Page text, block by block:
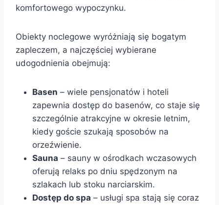
komfortowego wypoczynku.
Obiekty noclegowe wyróżniają się bogatym
zapleczem, a najczęściej wybierane
udogodnienia obejmują:
Basen – wiele pensjonatów i hoteli
zapewnia dostęp do basenów, co staje się
szczególnie atrakcyjne w okresie letnim,
kiedy goście szukają sposobów na
orzeźwienie.
Sauna – sauny w ośrodkach wczasowych
oferują relaks po dniu spędzonym na
szlakach lub stoku narciarskim.
Dostęp do spa – usługi spa stają się coraz